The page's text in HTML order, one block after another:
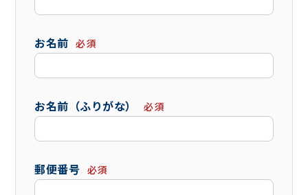
お名前 必須
お名前（ふりがな） 必須
郵便番号 必須